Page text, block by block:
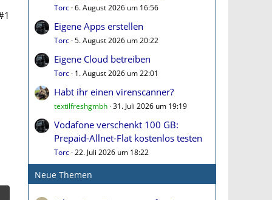
Torc 6. August 2026 um 16:56
Eigene Apps erstellen
Torc 5. August 2026 um 20:22
Eigene Cloud betreiben
Torc 1. August 2026 um 22:01
Habt ihr einen virenscanner?
textilfreshgmbh 31. Juli 2026 um 19:19
Vodafone verschenkt 100 GB:
Prepaid-Allnet-Flat kostenlos testen
Torc 22. Juli 2026 um 18:22
Neue Themen